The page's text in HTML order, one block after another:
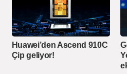
Huawei’den Ascend 910C
Çip geliyor!